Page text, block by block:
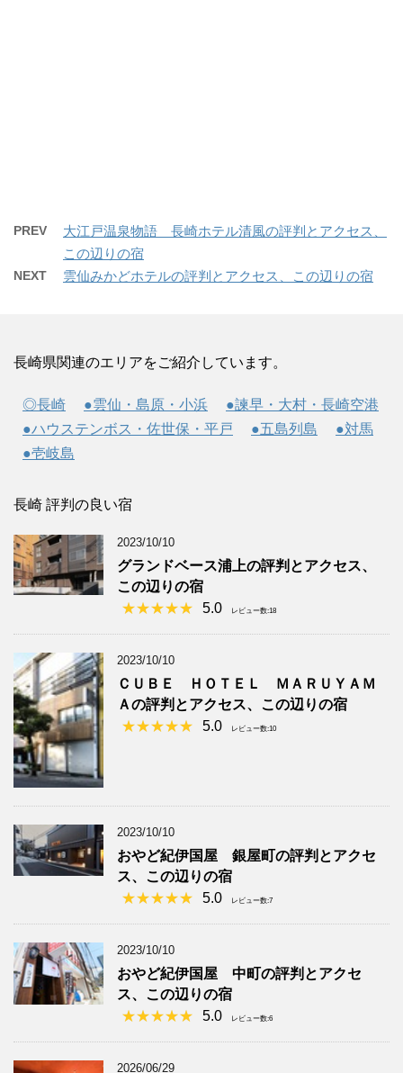
PREV
大江戸温泉物語 長崎ホテル清風の評判とアクセス、
この辺りの宿
NEXT 雲仙みかどホテルの評判とアクセス、この辺りの宿
長崎県関連のエリアをご紹介しています。
◎長崎 ●雲仙・島原・小浜
●諫早・大村・長崎空港
●ハウステンボス・佐世保・平戸
●五島列島
●対馬
●壱岐島
長崎 評判の良い宿
2023/10/10
グランドベース浦上の評判とアクセス、
この辺りの宿
5.0
レビュー数:18
2023/10/10
ＣＵＢＥ ＨＯＴＥＬ ＭＡＲＵＹＡＭ
Ａの評判とアクセス、この辺りの宿
5.0
レビュー数:10
2023/10/10
おやど紀伊国屋 銀屋町の評判とアクセ
ス、この辺りの宿
5.0
レビュー数:7
2023/10/10
おやど紀伊国屋 中町の評判とアクセ
ス、この辺りの宿
5.0
レビュー数:6
2026/06/29